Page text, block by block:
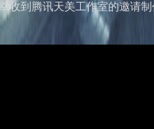
到腾讯天美工作室的邀请制